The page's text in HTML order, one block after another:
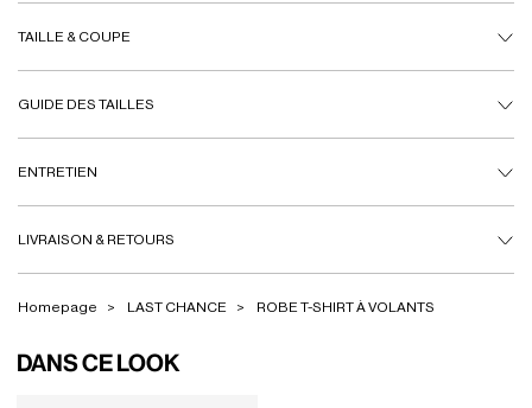
TAILLE & COUPE
GUIDE DES TAILLES
ENTRETIEN
LIVRAISON & RETOURS
Homepage LAST CHANCE ROBE T-SHIRT À VOLANTS
DANS CE LOOK